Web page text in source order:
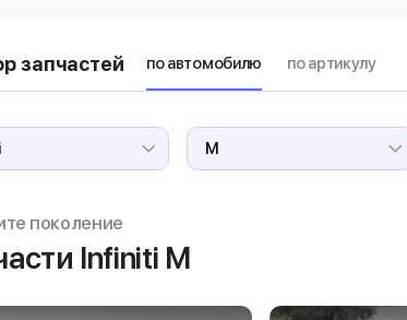
запчастей по автомобилю по артикулу
поколение
Infiniti M